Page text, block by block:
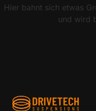
Hier bahnt sich etwas
und wird